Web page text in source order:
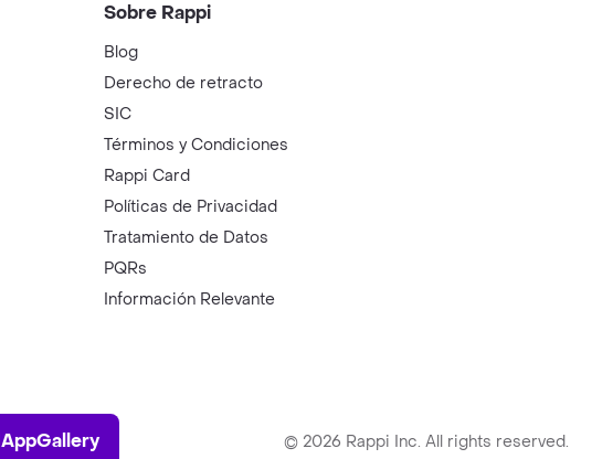
Sobre Rappi
Blog
Derecho de retracto
SIC
Términos y Condiciones
Rappi Card
Políticas de Privacidad
Tratamiento de Datos
PQRs
Información Relevante
AppGallery
AppGallery © 2026 Rappi Inc. All rights reserved.